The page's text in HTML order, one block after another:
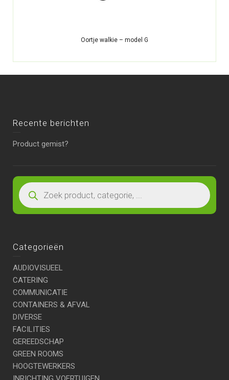
Oortje walkie – model G
Recente berichten
Product gemist?
Categorieën
AUDIOVISUEEL
CATERING
COMMUNICATIE
CONTAINERS & AFVAL
DIVERSE
FACILITIES
GEREEDSCHAP
GREEN ROOMS
HOOGTEWERKERS